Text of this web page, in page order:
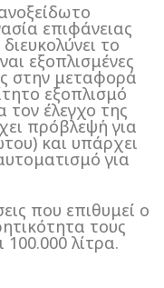
επιφάνειας
το
εξοπλισμένες
στην μεταφορά
εξοπλισμό
τον έλεγχο της
πρόβλεψή για
και υπάρχει
για
που επιθυμεί ο
τους
λίτρα.